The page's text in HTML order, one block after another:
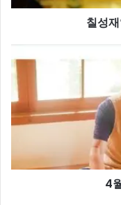
초
칠성
월
템
플
스
테
식
4